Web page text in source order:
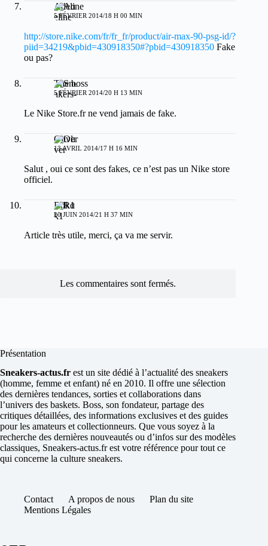
Adeline
5 FÉVRIER 2014/18 H 00 MIN
http://store.nike.com/fr/fr_fr/product/air-max-90-psg-id/?
piid=34219&pbid=430918350#?pbid=430918350 Fake
ou pas?
The boss
5 FÉVRIER 2014/20 H 13 MIN
Le Nike Store.fr ne vend jamais de fake.
Oliver
13 AVRIL 2014/17 H 16 MIN
Salut , oui ce sont des fakes, ce n’est pas un Nike store
officiel.
Rdk1
20 JUIN 2014/21 H 37 MIN
Article très utile, merci, ça va me servir.
Les commentaires sont fermés.
Présentation
Sneakers-actus.fr est un site dédié à l’actualité des sneakers
(homme, femme et enfant) né en 2010. Il offre une sélection
des dernières tendances, sorties et collaborations dans
l’univers des baskets. Boss, son fondateur, partage des
critiques détaillées, des informations exclusives et des guides
pour les amateurs et collectionneurs. Que vous soyez à la
recherche des dernières nouveautés ou d’infos sur des modèles
classiques, Sneakers-actus.fr est votre référence pour tout ce
qui concerne la culture sneakers.
Contact A propos de nous
Plan du site
Mentions Légales